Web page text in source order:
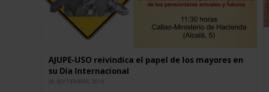
AJUPE-USO reivindica el papel de los mayores en
su Día Internacional
30 SEPTIEMBRE, 2016